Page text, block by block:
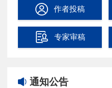
作者投稿
专家审稿
通知公告